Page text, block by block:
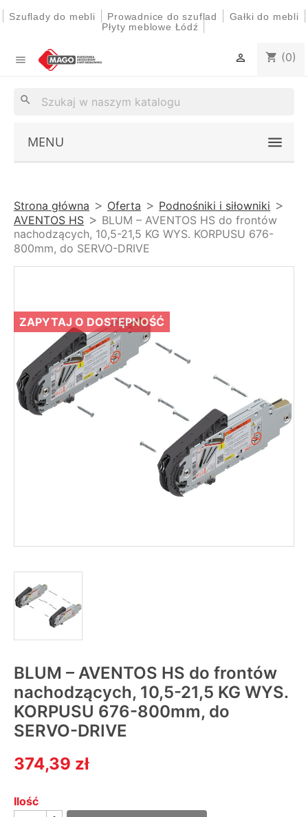
Szuflady do mebli Prowadnice do szuflad Gałki do mebli
Płyty meblowe Łódź
 shopping_cart (0)

search
MENU
Strona główna Oferta
Podnośniki i siłowniki
AVENTOS HS
BLUM – AVENTOS HS do frontów
nachodzących, 10,5-21,5 KG WYS. KORPUSU 676-
800mm, do SERVO-DRIVE
ZAPYTAJ O DOSTĘPNOŚĆ
BLUM – AVENTOS HS do frontów
nachodzących, 10,5-21,5 KG WYS.
KORPUSU 676-800mm, do
SERVO-DRIVE
374,39 zł
Ilość